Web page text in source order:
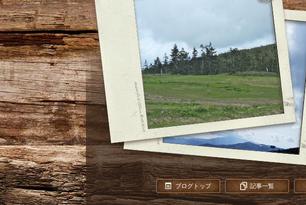
ブログトップ 記事一覧